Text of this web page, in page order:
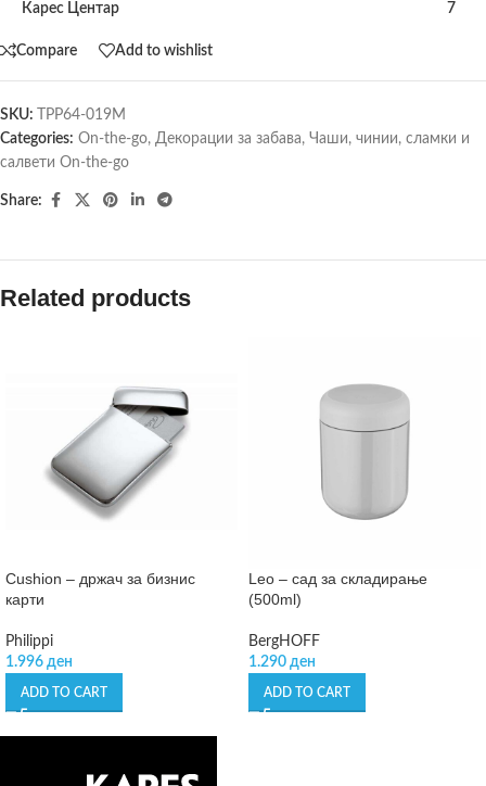
Карес Центар
7
Compare Add to wishlist
SKU:
TPP64-019M
Categories: On-the-go, Декорации за забава, Чаши, чинии, сламки и
салвети On-the-go
Share:
Related products
Cushion – држач за бизнис
карти
Philippi
1.996 ден
ADD TO CART
Leo – сад за складирање
(500ml)
BergHOFF
1.290 ден
ADD TO CART